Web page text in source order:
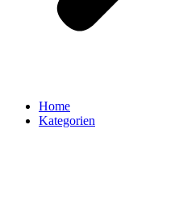
Home
Kategorien